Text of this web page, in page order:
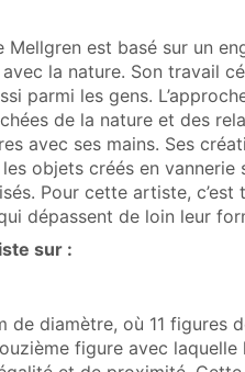
est basé sur un
la nature. Son travail
parmi les gens.
de la nature et des
avec ses mains. Ses
objets créés en
Pour cette artiste,
dépassent de loin leur
sur :
de diamètre, où 11 figures
figure avec